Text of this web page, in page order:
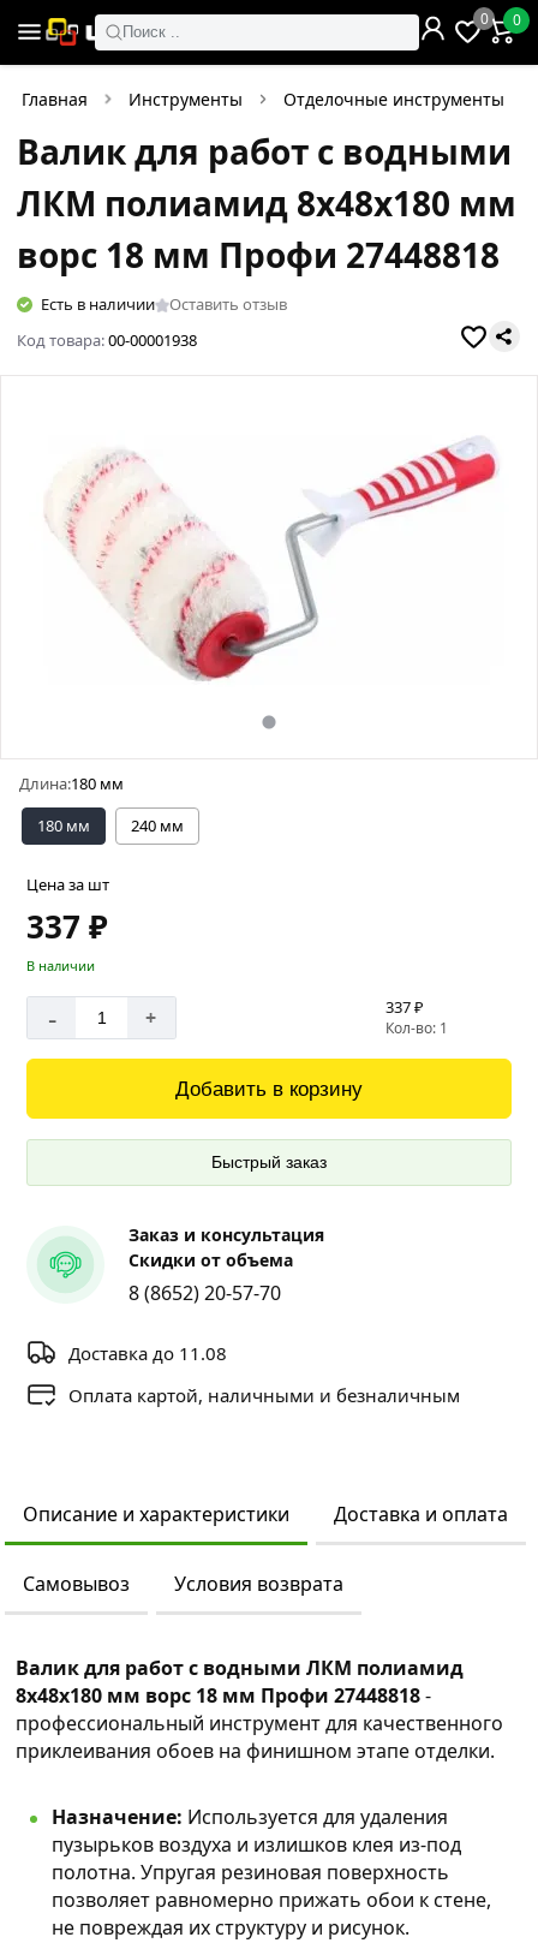
Поиск ..
0 0
Главная Инструменты Отделочные инструменты
Валик для работ с водными
ЛКМ полиамид 8х48х180 мм
ворс 18 мм Профи 27448818
Есть в наличии
Оставить отзыв
Код товара:00-00001938
Длина:180 мм
180 мм
240 мм
Цена за шт
337 ₽
В наличии
- + 337 ₽
Кол-во: 1
Добавить в корзину
Быстрый заказ
Заказ и консультация
Скидки от объема
8 (8652) 20-57-70
Доставка до 11.08
Оплата картой, наличными и безналичным
Описание и характеристики Доставка и оплата
Самовывоз Условия возврата
Валик для работ с водными ЛКМ полиамид
8х48х180 мм ворс 18 мм Профи 27448818-
профессиональный инструмент для качественного
приклеивания обоев на финишном этапе отделки.
Назначение: Используется для удаления
пузырьков воздуха и излишков клея из-под
полотна. Упругая резиновая поверхность
позволяет равномерно прижать обои к стене,
не повреждая их структуру и рисунок.